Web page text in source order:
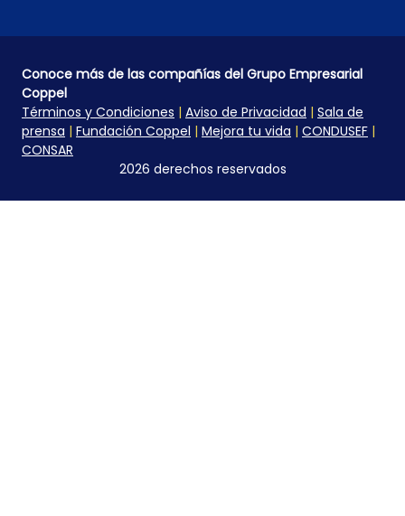
Conoce más de las compañías del Grupo Empresarial
Coppel
Términos y Condiciones | Aviso de Privacidad | Sala de
prensa | Fundación Coppel | Mejora tu vida | CONDUSEF |
CONSAR
2026 derechos reservados